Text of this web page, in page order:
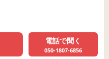
電話で聞く
050-1807-6856